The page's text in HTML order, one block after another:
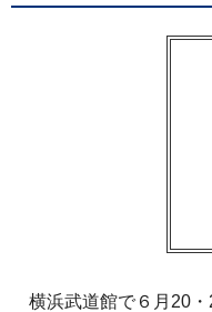
横浜武道館で６月20・